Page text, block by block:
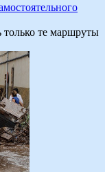
только те маршруты